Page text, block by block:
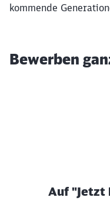
kommende
Bewerben
Auf "Jetzt